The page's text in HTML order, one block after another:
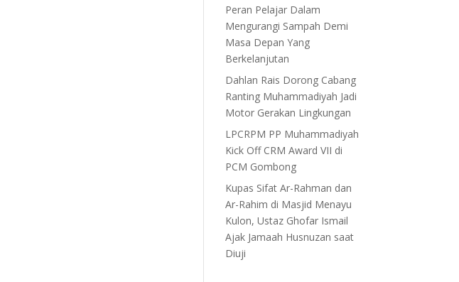
Peran Pelajar Dalam
Mengurangi Sampah Demi
Masa Depan Yang
Berkelanjutan
Dahlan Rais Dorong Cabang
Ranting Muhammadiyah Jadi
Motor Gerakan Lingkungan
LPCRPM PP Muhammadiyah
Kick Off CRM Award VII di
PCM Gombong
Kupas Sifat Ar-Rahman dan
Ar-Rahim di Masjid Menayu
Kulon, Ustaz Ghofar Ismail
Ajak Jamaah Husnuzan saat
Diuji